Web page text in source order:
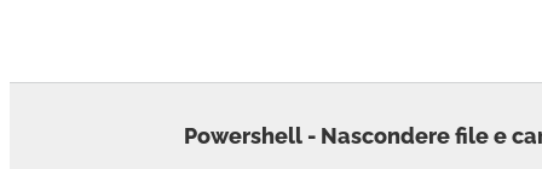
Powershell - Nascondere file e